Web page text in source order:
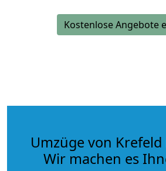
Kostenlose Angebote
Umzüge von Krefeld
Wir machen es